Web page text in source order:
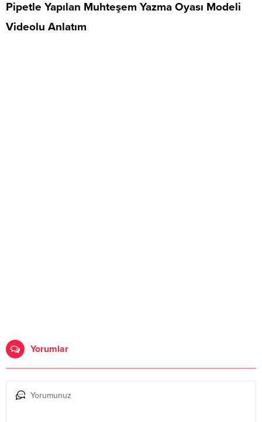
Pipetle Yapılan Muhteşem Yazma Oyası Modeli
Videolu Anlatım
Yorumlar